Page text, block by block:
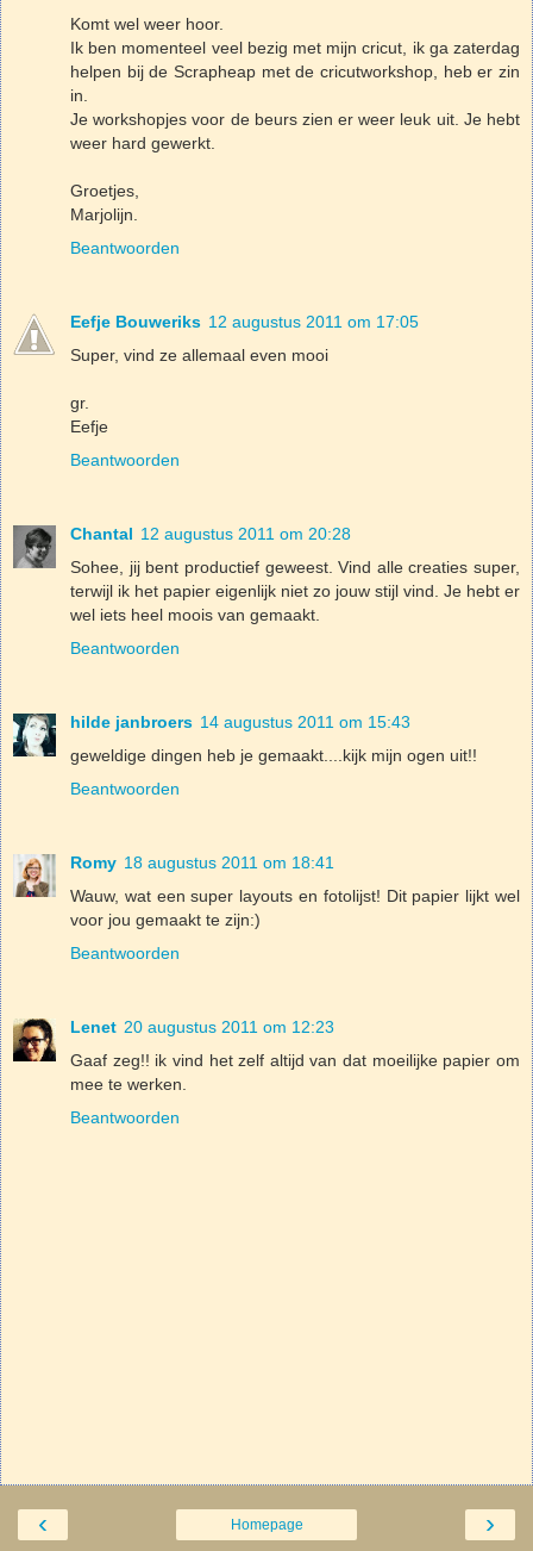
Komt wel weer hoor.
Ik ben momenteel veel bezig met mijn cricut, ik ga zaterdag
helpen bij de Scrapheap met de cricutworkshop, heb er zin
in.
Je workshopjes voor de beurs zien er weer leuk uit. Je hebt
weer hard gewerkt.
Groetjes,
Marjolijn.
Beantwoorden
Eefje Bouweriks 12 augustus 2011 om 17:05
Super, vind ze allemaal even mooi
gr.
Eefje
Beantwoorden
Chantal 12 augustus 2011 om 20:28
Sohee, jij bent productief geweest. Vind alle creaties super,
terwijl ik het papier eigenlijk niet zo jouw stijl vind. Je hebt er
wel iets heel moois van gemaakt.
Beantwoorden
hilde janbroers 14 augustus 2011 om 15:43
geweldige dingen heb je gemaakt....kijk mijn ogen uit!!
Beantwoorden
Romy 18 augustus 2011 om 18:41
Wauw, wat een super layouts en fotolijst! Dit papier lijkt wel
voor jou gemaakt te zijn:)
Beantwoorden
Lenet 20 augustus 2011 om 12:23
Gaaf zeg!! ik vind het zelf altijd van dat moeilijke papier om
mee te werken.
Beantwoorden
‹ ›
Homepage